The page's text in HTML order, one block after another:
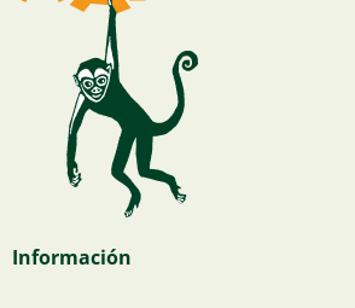
Información